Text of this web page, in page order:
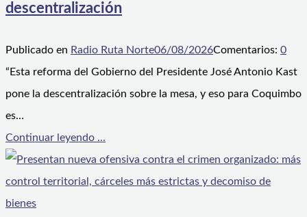
descentralización
Publicado en Radio Ruta Norte06/08/2026Comentarios: 0
“Esta reforma del Gobierno del Presidente José Antonio Kast
pone la descentralización sobre la mesa, y eso para Coquimbo
es…
Continuar leyendo ...